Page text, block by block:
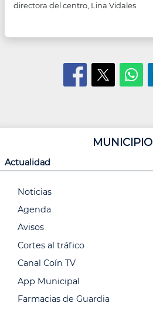
MUNICIPIO
Actualidad
Noticias
Agenda
Avisos
Cortes al tráfico
Canal Coín TV
App Municipal
Farmacias de Guardia
directora del centro, Lina Vidales.